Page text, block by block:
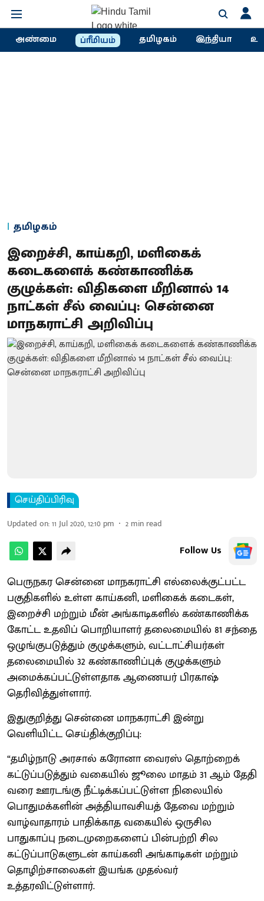
அண்மை ப்ரீமியம் தமிழகம் இந்தியா
தமிழகம்
இறைச்சி, காய்கறி, மளிகைக்
கடைகளைக் கண்காணிக்க
குழுக்கள்: விதிகளை மீறினால் 14
நாட்கள் சீல் வைப்பு: சென்னை
மாநகராட்சி அறிவிப்பு
செய்திப்பிரிவு
Updated on:11 Jul 2020, 12:10 pm 2 min read
Follow Us
பெருநகர சென்னை மாநகராட்சி எல்லைக்குட்பட்ட
பகுதிகளில் உள்ள காய்கனி, மளிகைக் கடைகள்,
இறைச்சி மற்றும் மீன் அங்காடிகளில் கண்காணிக்க
கோட்ட உதவிப் பொறியாளர் தலைமையில் 81 சந்தை
ஒழுங்குபடுத்தும் குழுக்களும், வட்டாட்சியர்கள்
தலைமையில் 32 கண்காணிப்புக் குழுக்களும்
அமைக்கப்பட்டுள்ளதாக ஆணையர் பிரகாஷ்
தெரிவித்துள்ளார்.
இதுகுறித்து சென்னை மாநகராட்சி இன்று
வெளியிட்ட செய்திக்குறிப்பு:
“தமிழ்நாடு அரசால் கரோனா வைரஸ் தொற்றைக்
கட்டுப்படுத்தும் வகையில் ஜூலை மாதம் 31 ஆம் தேதி
வரை ஊரடங்கு நீட்டிக்கப்பட்டுள்ள நிலையில்
பொதுமக்களின் அத்தியாவசியத் தேவை மற்றும்
வாழ்வாதாரம் பாதிக்காத வகையில் ஒருசில
பாதுகாப்பு நடைமுறைகளைப் பின்பற்றி சில
கட்டுப்பாடுகளுடன் காய்கனி அங்காடிகள் மற்றும்
தொழிற்சாலைகள் இயங்க முதல்வர்
உத்தரவிட்டுள்ளார்.